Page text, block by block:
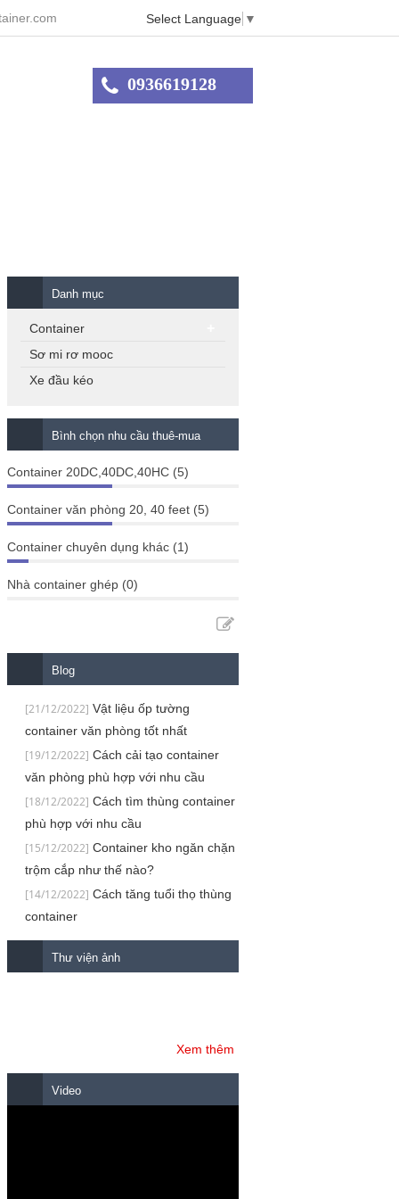
Select Language ▼
0936619128
Danh mục
Container
Sơ mi rơ mooc
Xe đầu kéo
Bình chọn nhu cầu thuê-mua
Container 20DC,40DC,40HC (5)
Container văn phòng 20, 40 feet (5)
Container chuyên dụng khác (1)
Nhà container ghép (0)
Blog
[21/12/2022] Vật liệu ốp tường
container văn phòng tốt nhất
[19/12/2022] Cách cải tạo container
văn phòng phù hợp với nhu cầu
[18/12/2022] Cách tìm thùng container
phù hợp với nhu cầu
[15/12/2022] Container kho ngăn chặn
trộm cắp như thế nào?
[14/12/2022] Cách tăng tuổi thọ thùng
container
Thư viện ảnh
Xem thêm
Video